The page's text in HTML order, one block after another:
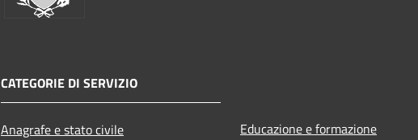
CATEGORIE DI SERVIZIO
Anagrafe e stato civile
Educazione e formazione